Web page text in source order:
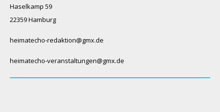
Haselkamp 59
22359 Hamburg
heimatecho-redaktion@gmx.de
heimatecho-veranstaltungen@gmx.de